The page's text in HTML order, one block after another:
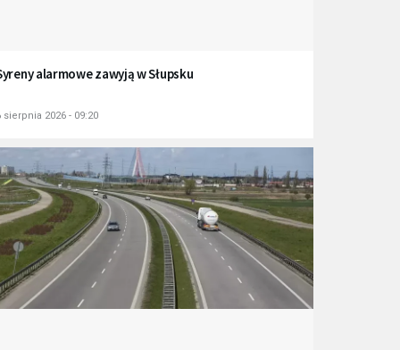
alarmowe zawyją w Słupsku
sierpnia 2026 - 09:20